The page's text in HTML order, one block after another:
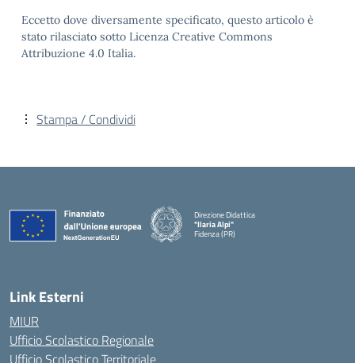
Eccetto dove diversamente specificato, questo articolo è
stato rilasciato sotto Licenza Creative Commons
Attribuzione 4.0 Italia.
Stampa / Condividi
Direzione Didattica
"Ilaria Alpi"
Fidenza (PR)
Link Esterni
MIUR
Ufficio Scolastico Regionale
Ufficio Scolastico Territoriale